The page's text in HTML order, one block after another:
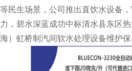
等民生场景，公司推出直饮水设备
力，碧水深蓝成功中标清水县东区
海）虹桥制汽间软水处理设备维护